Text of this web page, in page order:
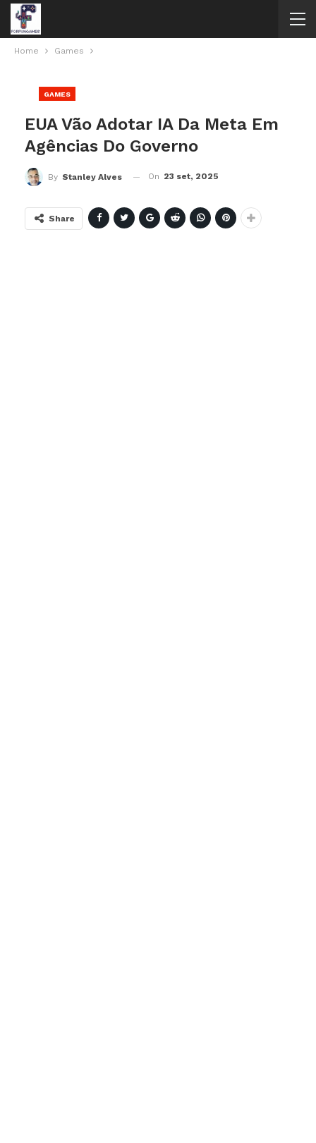
Home Games
GAMES
EUA Vão Adotar IA Da Meta Em
Agências Do Governo
By Stanley Alves On 23 set, 2025
Share